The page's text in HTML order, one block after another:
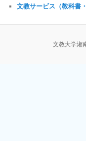
文教サービス（教科書
文教大学湘